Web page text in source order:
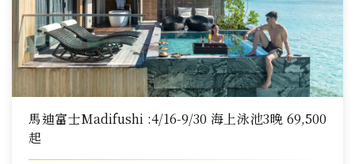
馬迪富士Madifushi :4/16-9/30 海上泳池3晚 69,500
起